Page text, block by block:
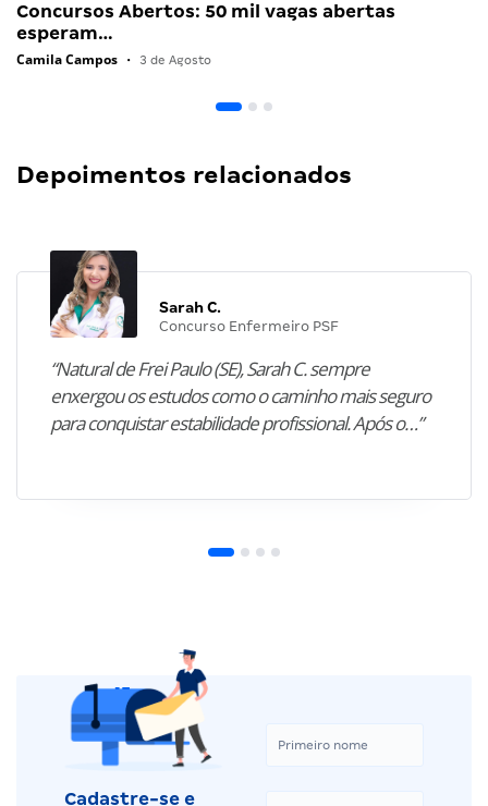
Concursos Abertos: 50 mil vagas abertas
esperam…
Camila Campos • 3 de Agosto
Depoimentos relacionados
Sarah C.
Concurso Enfermeiro PSF
“Natural de Frei Paulo (SE), Sarah C. sempre
enxergou os estudos como o caminho mais seguro
para conquistar estabilidade profissional. Após o…”
Cadastre-se e